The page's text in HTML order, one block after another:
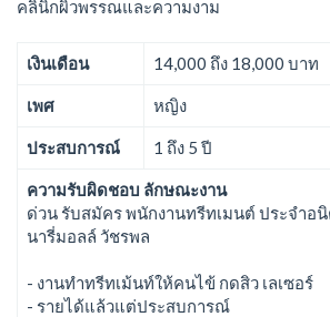
คลินิกผิวพรรณและความงาม
เงินเดือน 14,000 ถึง 18,000 บาท
เพศ หญิง
ประสบการณ์ 1 ถึง 5 ปี
ความรับผิดชอบ ลักษณะงาน
ด่วน รับสมัคร พนักงานทรีทเมนต์ ประจำอ
นารี่มอลล์ วัชรพล
- งานทำทรีทเม้นท์ให้คนไข้ กดสิว เลเซอร์
- รายได้แล้วแต่ประสบการณ์